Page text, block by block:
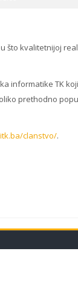
kvalitetnijoj
informatike TK
prethodno
clanstvo/.